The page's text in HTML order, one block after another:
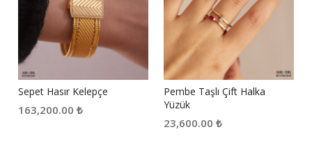
Sepet Hasır Kelepçe
163,200.00 ₺
Pembe Taşlı Çift Halka
Yüzük
23,600.00 ₺